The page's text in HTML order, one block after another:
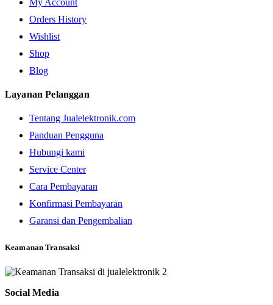
My Account
Orders History
Wishlist
Shop
Blog
Layanan Pelanggan
Tentang Jualelektronik.com
Panduan Pengguna
Hubungi kami
Service Center
Cara Pembayaran
Konfirmasi Pembayaran
Garansi dan Pengembalian
Keamanan Transaksi
Social Media